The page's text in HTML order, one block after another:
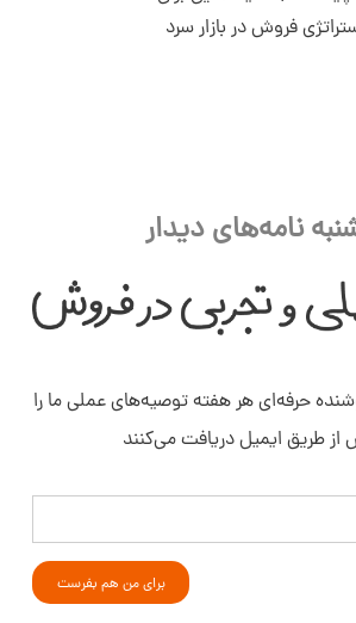
فروش در بازار سرد
نامه‌های دیدار
۱۰۰.۰۰۰ فروشنده حرفه‌ای هر هفته توصیه‌های عملی ما را
از طریق ایمیل دریافت می‌کنند